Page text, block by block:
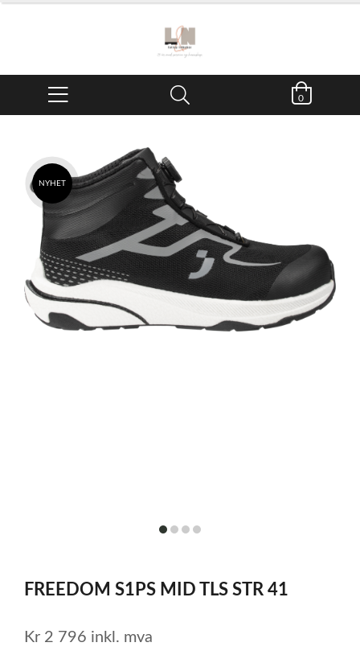
0
NYHET
itemitemitemitem
of
FREEDOM S1PS MID TLS STR 41
Kr 2 796 inkl. mva